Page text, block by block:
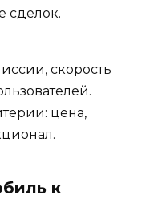
сделок.
скорость
цена,
к